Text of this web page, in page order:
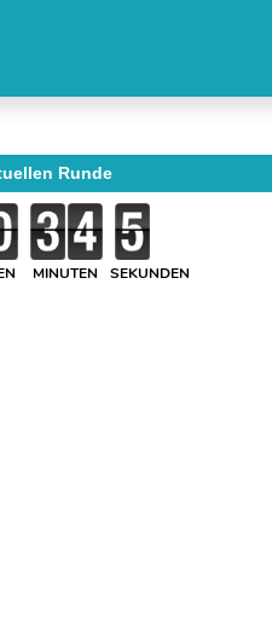
Runde
MINUTEN SEKUNDEN